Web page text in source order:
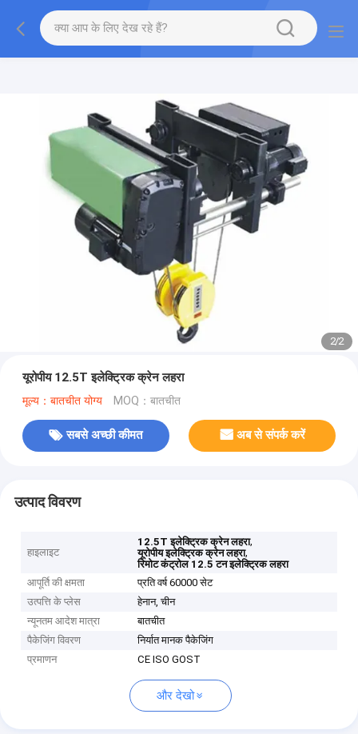
gtag('config', 'G-QWE9HWC3PF', {cookie_flags:
"SameSite=None;Secure"});
2/2
यूरोपीय 12.5T इलेक्ट्रिक क्रेन लहरा
मूल्य：बातचीत योग्य MOQ：बातचीत
सबसे अच्छी कीमत अब से संपर्क करें
उत्पाद विवरण
हाइलाइट
12.5T इलेक्ट्रिक क्रेन लहरा,
यूरोपीय इलेक्ट्रिक क्रेन लहरा,
रिमोट कंट्रोल 12.5 टन इलेक्ट्रिक लहरा
आपूर्ति की क्षमता
प्रति वर्ष 60000 सेट
उत्पत्ति के प्लेस
हेनान, चीन
न्यूनतम आदेश मात्रा
बातचीत
पैकेजिंग विवरण
निर्यात मानक पैकेजिंग
प्रमाणन
CE ISO GOST
और देखो